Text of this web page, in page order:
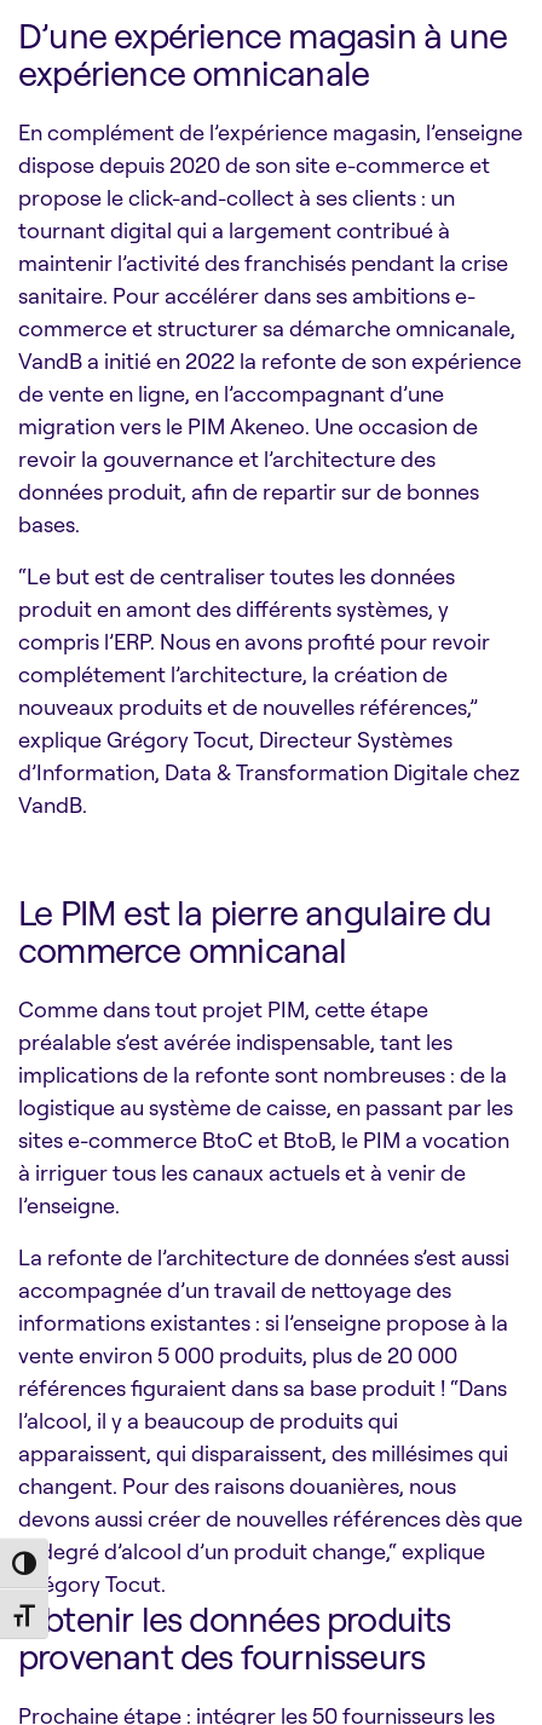
Toggle High Contrast
Toggle Font size
D’une expérience magasin à une
expérience omnicanale
En complément de l’expérience magasin, l’enseigne
dispose depuis 2020 de son site e-commerce et
propose le click-and-collect à ses clients : un
tournant digital qui a largement contribué à
maintenir l’activité des franchisés pendant la crise
sanitaire. Pour accélérer dans ses ambitions e-
commerce et structurer sa démarche omnicanale,
VandB a initié en 2022 la refonte de son expérience
de vente en ligne, en l’accompagnant d’une
migration vers le PIM Akeneo. Une occasion de
revoir la gouvernance et l’architecture des
données produit, afin de repartir sur de bonnes
bases.
“Le but est de centraliser toutes les données
produit en amont des différents systèmes, y
compris l’ERP. Nous en avons profité pour revoir
complétement l’architecture, la création de
nouveaux produits et de nouvelles références,”
explique Grégory Tocut, Directeur Systèmes
d’Information, Data & Transformation Digitale chez
VandB.
Le PIM est la pierre angulaire du
commerce omnicanal
Comme dans tout projet PIM, cette étape
préalable s’est avérée indispensable, tant les
implications de la refonte sont nombreuses : de la
logistique au système de caisse, en passant par les
sites e-commerce BtoC et BtoB, le PIM a vocation
à irriguer tous les canaux actuels et à venir de
l’enseigne.
La refonte de l’architecture de données s’est aussi
accompagnée d’un travail de nettoyage des
informations existantes : si l’enseigne propose à la
vente environ 5 000 produits, plus de 20 000
références figuraient dans sa base produit ! “Dans
l’alcool, il y a beaucoup de produits qui
apparaissent, qui disparaissent, des millésimes qui
changent. Pour des raisons douanières, nous
devons aussi créer de nouvelles références dès que
le degré d’alcool d’un produit change,“ explique
Grégory Tocut.
Obtenir les données produits
provenant des fournisseurs
Prochaine étape : intégrer les 50 fournisseurs les